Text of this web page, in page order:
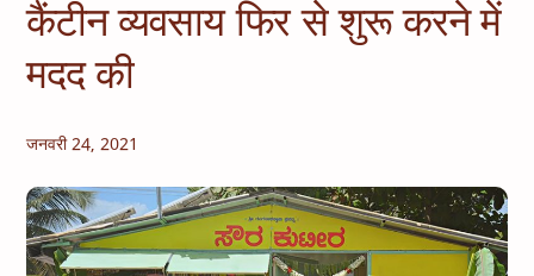
कैंटीन व्यवसाय फिर से शुरू करने में
मदद की
जनवरी 24, 2021